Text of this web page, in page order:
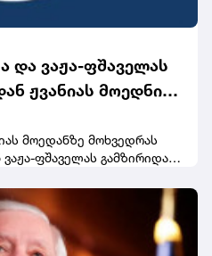
და ვაჟა-ფშაველას
ჟვანიას მოედნის
დროებით
მოედანზე მოხვედრას
ფშაველას გამზირიდან
დროებითი
ტრანსპორტის
კერძოდ, N300,
N531 მიკროავტობუსი